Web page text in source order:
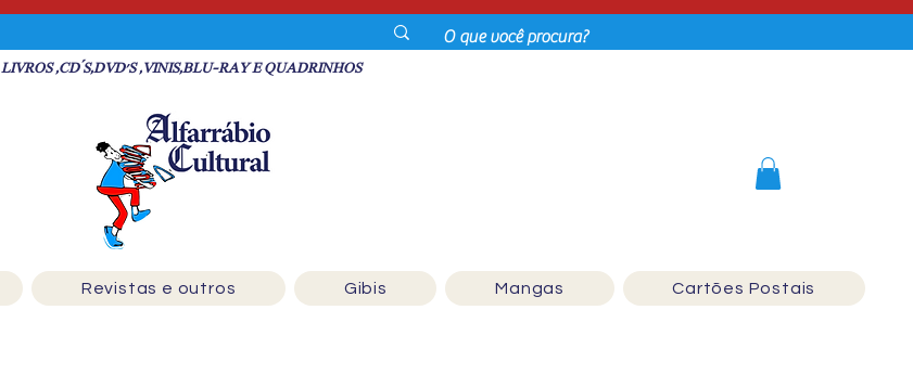
LIVROS ,CD´S,DVD'S ,VINIS,BLU-RAY E QUADRINHOS
Revistas e outros Gibis Mangas Cartões Postais